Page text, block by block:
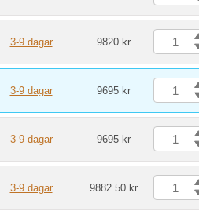
3-9 dagar 9820 kr
3-9 dagar 9695 kr
3-9 dagar 9695 kr
3-9 dagar 9882.50 kr